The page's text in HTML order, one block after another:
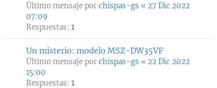
Último mensaje por chispas-gs « 27 Dic 2022
07:09
Respuestas: 1
Un misterio: modelo MSZ-DW35VF
Último mensaje por chispas-gs « 22 Dic 2022
15:00
Respuestas: 1